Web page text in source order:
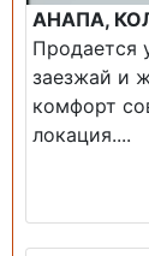
АНАПА,
Продается
заезжай и
комфорт
локация....